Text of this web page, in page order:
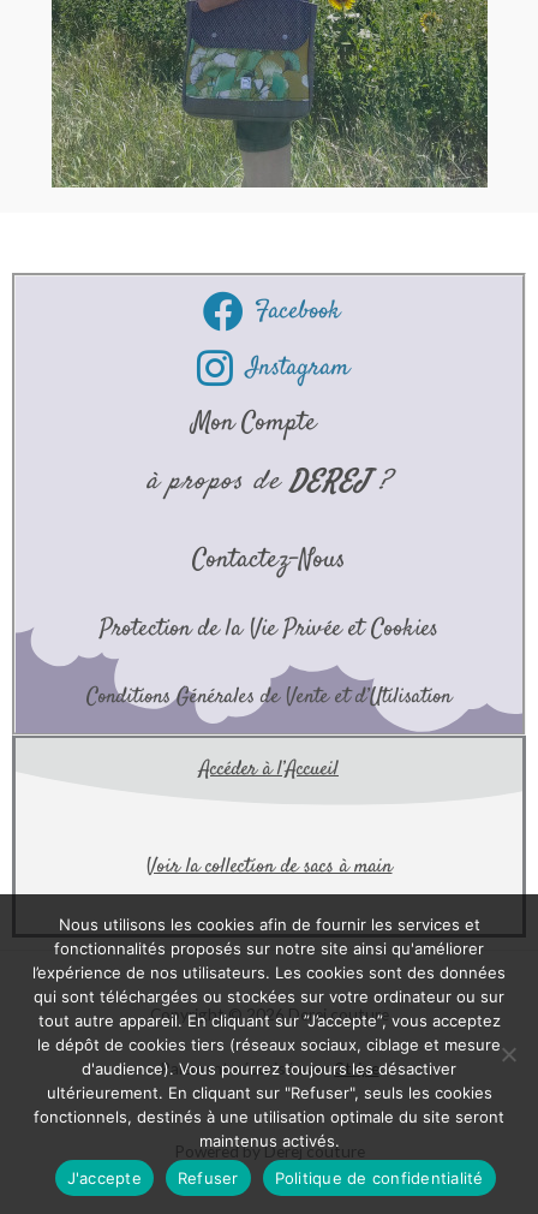
Facebook
Instagram
Mon Compte
à propos deDEREJ?
Contactez-Nous
Protection de la Vie Privée et Cookies
Conditions Générales de Vente et d’Utilisation
Accéder à l’Accueil
Voir la collection de sacs à main
Copyright © 2026 Derej couture
Paiement sécurisé avecStripe
Powered by Derej couture
Nous utilisons les cookies afin de fournir les services et
fonctionnalités proposés sur notre site ainsi qu'améliorer
l’expérience de nos utilisateurs. Les cookies sont des données
qui sont téléchargées ou stockées sur votre ordinateur ou sur
tout autre appareil. En cliquant sur ”J’accepte”, vous acceptez
le dépôt de cookies tiers (réseaux sociaux, ciblage et mesure
d'audience). Vous pourrez toujours les désactiver
ultérieurement. En cliquant sur "Refuser", seuls les cookies
fonctionnels, destinés à une utilisation optimale du site seront
maintenus activés.
J'accepte
Refuser Politique de confidentialité